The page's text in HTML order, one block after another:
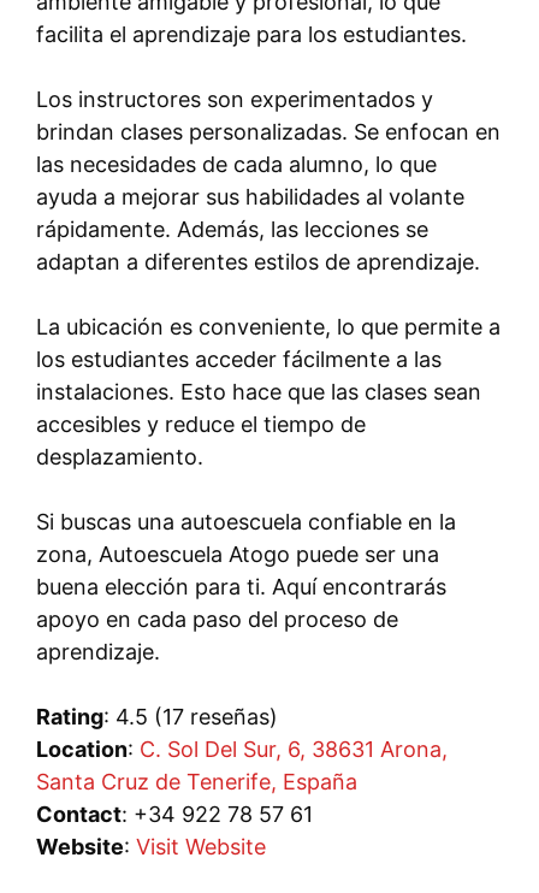
facilita el aprendizaje para los estudiantes.
Los instructores son experimentados y
brindan clases personalizadas. Se enfocan en
las necesidades de cada alumno, lo que
ayuda a mejorar sus habilidades al volante
rápidamente. Además, las lecciones se
adaptan a diferentes estilos de aprendizaje.
La ubicación es conveniente, lo que permite a
los estudiantes acceder fácilmente a las
instalaciones. Esto hace que las clases sean
accesibles y reduce el tiempo de
desplazamiento.
Si buscas una autoescuela confiable en la
zona, Autoescuela Atogo puede ser una
buena elección para ti. Aquí encontrarás
apoyo en cada paso del proceso de
aprendizaje.
Rating: 4.5 (17 reseñas)
Location: C. Sol Del Sur, 6, 38631 Arona,
Santa Cruz de Tenerife, España
Contact: +34 922 78 57 61
Website: Visit Website